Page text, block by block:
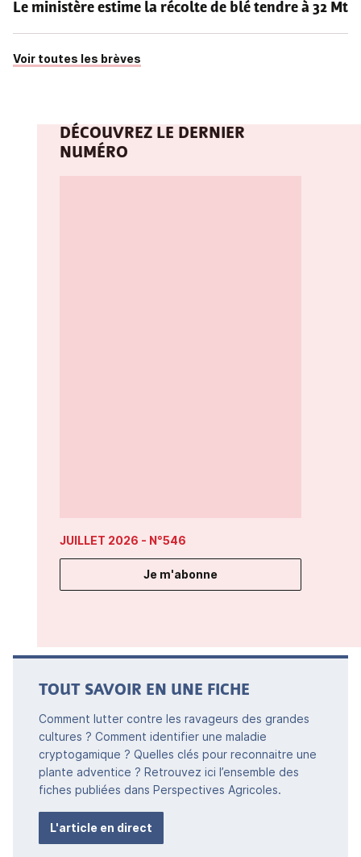
Le ministère estime la récolte de blé tendre à 32 Mt
Voir toutes les brèves
DÉCOUVREZ LE DERNIER
NUMÉRO
JUILLET 2026 - N°546
Je m'abonne
TOUT SAVOIR EN UNE FICHE
Comment lutter contre les ravageurs des grandes
cultures ? Comment identifier une maladie
cryptogamique ? Quelles clés pour reconnaitre une
plante adventice ? Retrouvez ici l’ensemble des
fiches publiées dans Perspectives Agricoles.
L'article en direct